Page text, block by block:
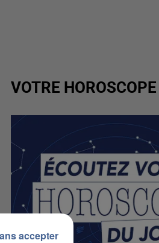
VOTRE HOROSCOPE
accepter